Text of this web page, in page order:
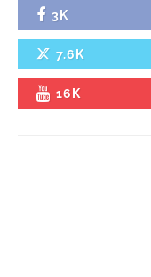
3K
7.6K
16K